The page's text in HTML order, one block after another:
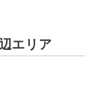
エリア